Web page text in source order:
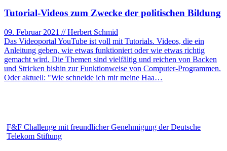
Tutorial-Videos zum Zwecke der politischen Bildung
09. Februar 2021 // Herbert Schmid
Das Videoportal YouTube ist voll mit Tutorials. Videos, die ein
Anleitung geben, wie etwas funktioniert oder wie etwas richtig
gemacht wird. Die Themen sind vielfältig und reichen von Backen
und Stricken bishin zur Funktionweise von Computer-Programmen.
Oder aktuell: "Wie schneide ich mir meine Haa…
F&F Challenge mit freundlicher Genehmigung der Deutsche
Telekom Stiftung